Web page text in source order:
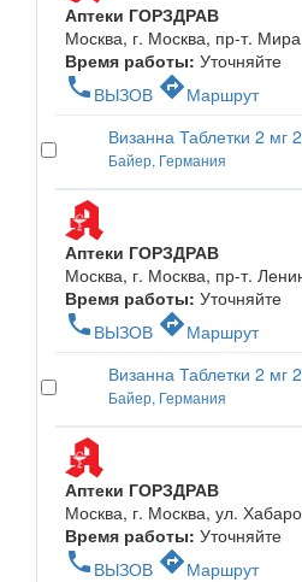
Аптеки ГОРЗДРАВ
Москва, г. Москва, пр-т.
Время работы: Уточняйте
phone ВЫЗОВ directionsМаршрут
Визанна Таблетки 2 мг
Байер, Германия
Аптеки ГОРЗДРАВ
Москва, г. Москва, пр-т.
Время работы: Уточняйте
phone ВЫЗОВ directionsМаршрут
Визанна Таблетки 2 мг
Байер, Германия
Аптеки ГОРЗДРАВ
Москва, г. Москва, ул.
Время работы: Уточняйте
phone ВЫЗОВ directionsМаршрут